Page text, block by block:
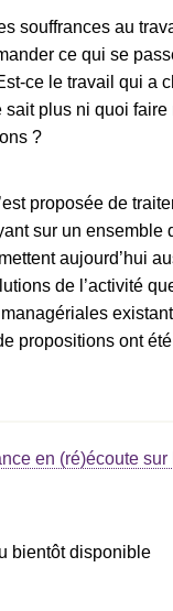
souffrances au
ce qui se
ce le travail qui a
sait plus ni quoi faire
?
proposée de
sur un ensemble
aujourd’hui
de l’activité
propositions ont
en (ré)écoute
bientôt disponible